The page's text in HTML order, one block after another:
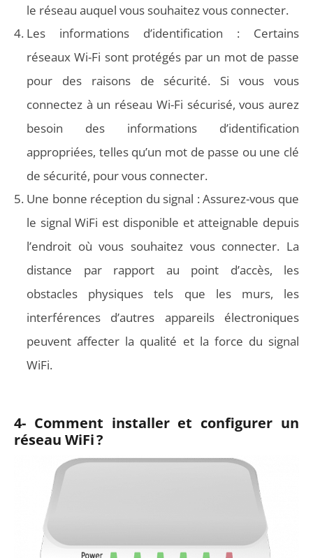
le réseau auquel vous souhaitez vous connecter.
Les informations d’identification : Certains
réseaux Wi-Fi sont protégés par un mot de passe
pour des raisons de sécurité. Si vous vous
connectez à un réseau Wi-Fi sécurisé, vous aurez
besoin des informations d’identification
appropriées, telles qu’un mot de passe ou une clé
de sécurité, pour vous connecter.
Une bonne réception du signal : Assurez-vous que
le signal WiFi est disponible et atteignable depuis
l’endroit où vous souhaitez vous connecter. La
distance par rapport au point d’accès, les
obstacles physiques tels que les murs, les
interférences d’autres appareils électroniques
peuvent affecter la qualité et la force du signal
WiFi.
4- Comment installer et configurer un
réseau WiFi ?